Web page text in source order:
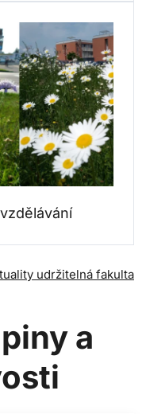
udržitelná fakulta
a